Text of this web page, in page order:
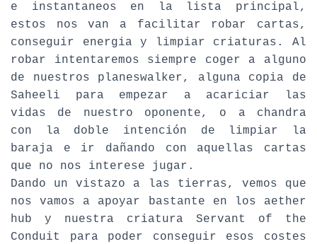
e instantaneos en la lista principal,
estos nos van a facilitar robar cartas,
conseguir energia y limpiar criaturas. Al
robar intentaremos siempre coger a alguno
de nuestros planeswalker, alguna copia de
Saheeli para empezar a acariciar las
vidas de nuestro oponente, o a chandra
con la doble intención de limpiar la
baraja e ir dañando con aquellas cartas
que no nos interese jugar.
Dando un vistazo a las tierras, vemos que
nos vamos a apoyar bastante en los aether
hub y nuestra criatura Servant of the
Conduit para poder conseguir esos costes